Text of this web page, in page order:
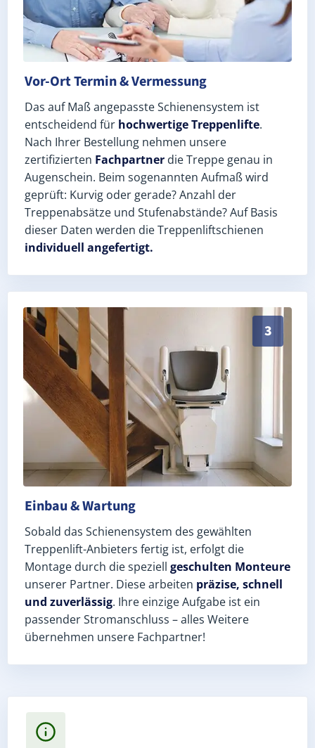
Vor-Ort Termin & Vermessung
Das auf Maß angepasste Schienensystem ist
entscheidend für hochwertige Treppenlifte.
Nach Ihrer Bestellung nehmen unsere
zertifizierten Fachpartner die Treppe genau in
Augenschein. Beim sogenannten Aufmaß wird
geprüft: Kurvig oder gerade? Anzahl der
Treppenabsätze und Stufenabstände? Auf Basis
dieser Daten werden die Treppenliftschienen
individuell angefertigt.
3
Schneller, sauberer Einbau durch zertifizierte
Einbau & Wartung
Sobald das Schienensystem des gewählten
Treppenlift-Anbieters fertig ist, erfolgt die
Montage durch die speziell geschulten Monteure
unserer Partner. Diese arbeiten präzise, schnell
und zuverlässig. Ihre einzige Aufgabe ist ein
passender Stromanschluss – alles Weitere
übernehmen unsere Fachpartner!